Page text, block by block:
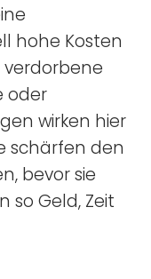
hohe Kosten
verdorbene
oder
wirken hier
schärfen den
bevor sie
so Geld, Zeit